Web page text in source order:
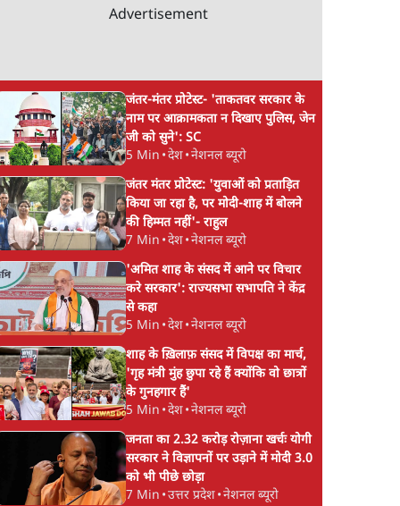
Advertisement
जंतर-मंतर प्रोटेस्ट- 'ताकतवर सरकार के
नाम पर आक्रामकता न दिखाए पुलिस, जेन
जी को सुने': SC
5 Min •देश•नेशनल ब्यूरो
जंतर मंतर प्रोटेस्ट: 'युवाओं को प्रताड़ित
किया जा रहा है, पर मोदी-शाह में बोलने
की हिम्मत नहीं'- राहुल
7 Min •देश•नेशनल ब्यूरो
'अमित शाह के संसद में आने पर विचार
करे सरकार': राज्यसभा सभापति ने केंद्र
से कहा
5 Min •देश•नेशनल ब्यूरो
शाह के ख़िलाफ़ संसद में विपक्ष का मार्च,
'गृह मंत्री मुंह छुपा रहे हैं क्योंकि वो छात्रों
के गुनहगार हैं'
5 Min •देश•नेशनल ब्यूरो
जनता का 2.32 करोड़ रोज़ाना खर्चः योगी
सरकार ने विज्ञापनों पर उड़ाने में मोदी 3.0
को भी पीछे छोड़ा
7 Min •उत्तर प्रदेश•नेशनल ब्यूरो